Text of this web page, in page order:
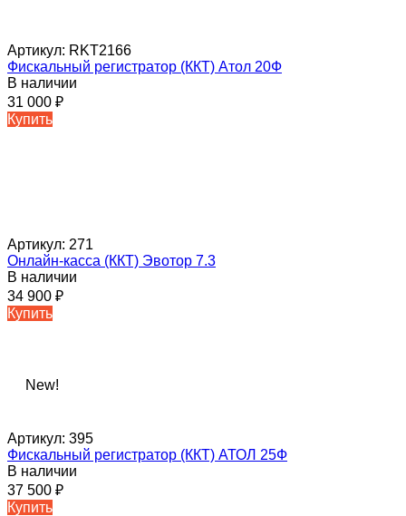
Артикул: RKT2166
Фискальный регистратор (ККТ) Атол 20Ф
В наличии
31 000 ₽
Купить
Артикул: 271
Онлайн-касса (ККТ) Эвотор 7.3
В наличии
34 900 ₽
Купить
New!
Артикул: 395
Фискальный регистратор (ККТ) АТОЛ 25Ф
В наличии
37 500 ₽
Купить